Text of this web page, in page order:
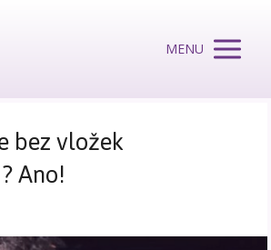
MENU
bez vložek
Ano!